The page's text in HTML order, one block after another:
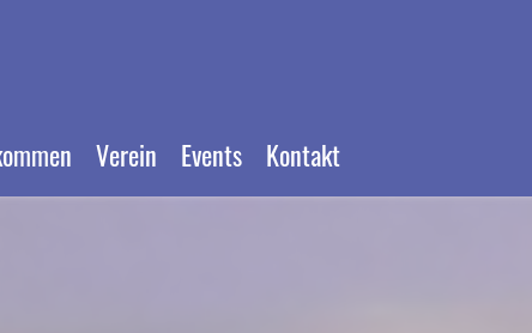
Verein Events Kontakt